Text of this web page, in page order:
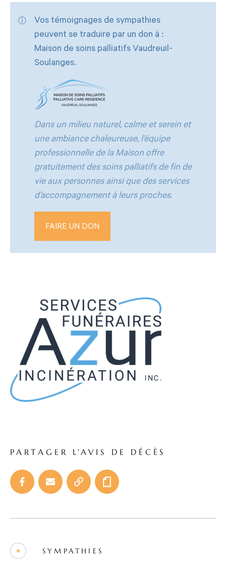
Vos témoignages de sympathies
peuvent se traduire par un don à :
Maison de soins palliatifs Vaudreuil-
Soulanges.
Dans un milieu naturel, calme et serein et
une ambiance chaleureuse, l’équipe
professionnelle de la Maison offre
gratuitement des soins palliatifs de fin de
vie aux personnes ainsi que des services
d’accompagnement à leurs proches.
FAIRE UN DON
PARTAGER L'AVIS DE DÉCÈS
SYMPATHIES